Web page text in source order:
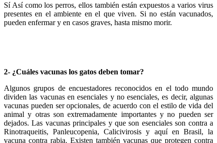
Sí Así como los perros, ellos también están expuestos a varios virus
presentes en el ambiente en el que viven. Si no están vacunados,
pueden enfermar y en casos graves, hasta mismo morir.
2- ¿Cuáles vacunas los gatos deben tomar?
Algunos grupos de encuestadores reconocidos en el todo mundo
dividen las vacunas en esenciales y no esenciales, es decir, algunas
vacunas pueden ser opcionales, de acuerdo con el estilo de vida del
animal y otras son extremadamente importantes y no pueden ser
dejados. Las vacunas principales y que son esenciales son contra a
Rinotraqueitis, Panleucopenia, Calicivirosis y aquí en Brasil, la
vacuna contra rabia. Existen también vacunas que protegen contra